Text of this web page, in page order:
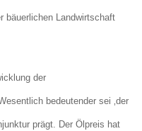
bäuerlichen Landwirtschaft
der
bedeutender sei ‚der
prägt. Der Ölpreis hat